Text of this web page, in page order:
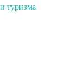
туризма